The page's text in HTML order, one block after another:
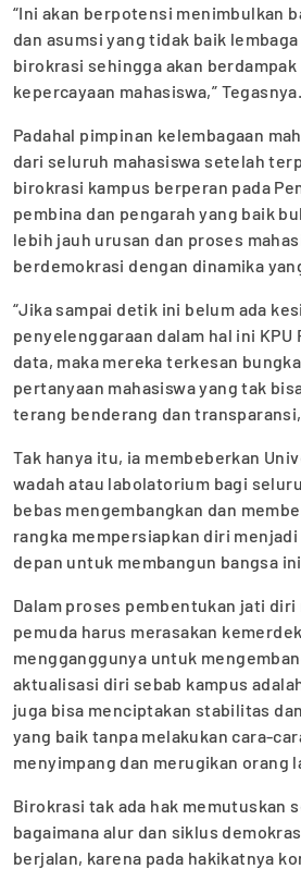
“Ini akan berpotensi menimbulkan
dan asumsi yang tidak baik
birokrasi sehingga akan
kepercayaan mahasiswa,” Tegasnya.
Padahal pimpinan kelembagaan
dari seluruh mahasiswa setelah
birokrasi kampus berperan pada
pembina dan pengarah yang baik
lebih jauh urusan dan proses
berdemokrasi dengan dinamika
“Jika sampai detik ini belum ada
penyelenggaraan dalam hal ini KPU
data, maka mereka terkesan
pertanyaan mahasiswa yang tak
terang benderang dan
Tak hanya itu, ia membeberkan
wadah atau labolatorium bagi
bebas mengembangkan dan
rangka mempersiapkan diri
depan untuk membangun bangsa
Dalam proses pembentukan jati diri
pemuda harus merasakan
mengganggunya untuk
aktualisasi diri sebab kampus
juga bisa menciptakan stabilitas
yang baik tanpa melakukan cara-
menyimpang dan merugikan orang
Birokrasi tak ada hak memutuskan
bagaimana alur dan siklus
berjalan, karena pada hakikatnya